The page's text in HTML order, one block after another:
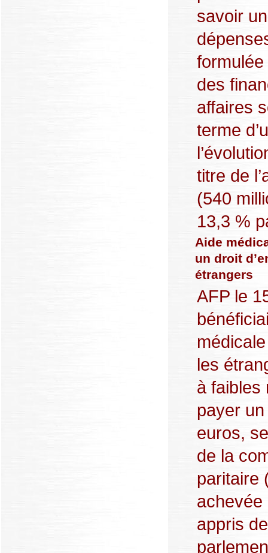
savoir
des
affaires
terme
titre de
(540
13,3 %
Aide
un droit
étrangers
AFP le
les
à faibles
payer un
euros,
de la
paritaire
achevée
appris